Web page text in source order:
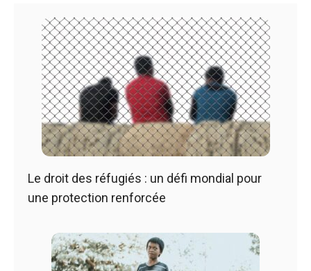
Le droit des réfugiés : un défi mondial pour
une protection renforcée